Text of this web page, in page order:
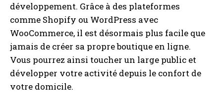
développement. Grâce à des plateformes
comme Shopify ou WordPress avec
WooCommerce, il est désormais plus facile que
jamais de créer sa propre boutique en ligne.
Vous pourrez ainsi toucher un large public et
développer votre activité depuis le confort de
votre domicile.